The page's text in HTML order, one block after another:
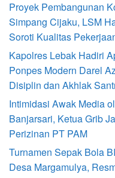
Proyek Pembangunan
Simpang Cijaku, LSM
Soroti Kualitas
Kapolres Lebak Hadiri
Ponpes Modern Darel
Disiplin dan Akhlak
Intimidasi Awak Media
Banjarsari, Ketua Grib
Perizinan PT PAM
Turnamen Sepak Bola
Desa Margamulya,